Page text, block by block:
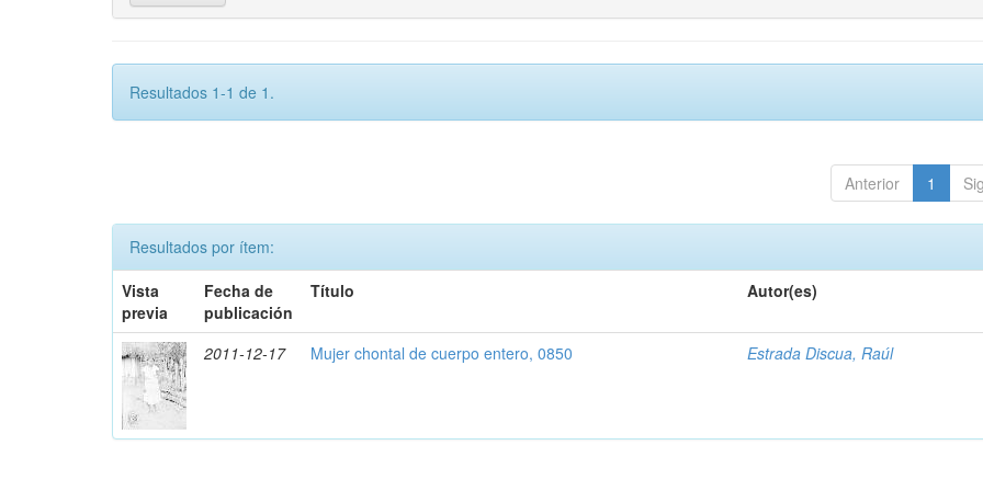
Resultados 1-1 de 1.
Anterior 1
Resultados por ítem:
Vista
previa
Fecha de
publicación
Título Autor(es)
2011-12-17 Mujer chontal de cuerpo entero, 0850 Estrada Discua, Raúl